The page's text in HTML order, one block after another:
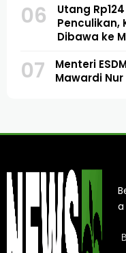
06
Utang
Penculikan,
Dibawa ke
07
Menteri
Mawardi
a